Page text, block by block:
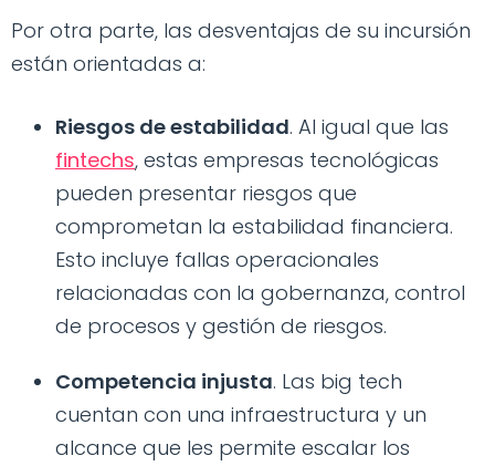
Por otra parte, las desventajas de su incursión
están orientadas a:
Riesgos de estabilidad. Al igual que las
fintechs, estas empresas tecnológicas
pueden presentar riesgos que
comprometan la estabilidad financiera.
Esto incluye fallas operacionales
relacionadas con la gobernanza, control
de procesos y gestión de riesgos.
Competencia injusta. Las big tech
cuentan con una infraestructura y un
alcance que les permite escalar los